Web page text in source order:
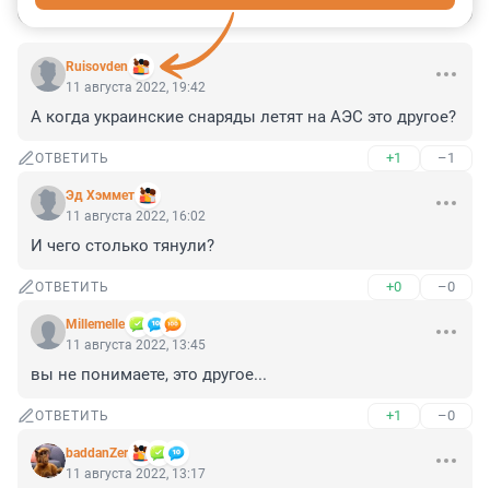
Ruisovden
11 августа 2022, 19:42
А когда украинские снаряды летят на АЭС это другое?
ОТВЕТИТЬ +1 –1
Эд Хэммет
11 августа 2022, 16:02
И чего столько тянули?
ОТВЕТИТЬ +0 –0
Мillemelle
11 августа 2022, 13:45
вы не понимаете, это другое...
ОТВЕТИТЬ +1 –0
baddanZer
11 августа 2022, 13:17